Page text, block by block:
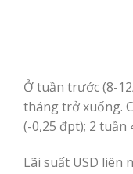
Ở tuần trước (8-
tháng trở xuống.
(-0,25 đpt); 2 tuần
Lãi suất USD liên